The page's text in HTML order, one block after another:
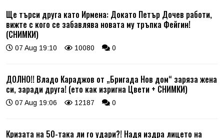
Ще търси друга като Ирмена: Докато Петър Дочев работи,
вижте с кого се забавлява новата му тръпка Фейгин!
(СНИМКИ)
07 Aug 19:10 10080 0
ДОЛНО!! Владо Караджов от „Бригада Нов дом“ заряза жена
си, заради друга! (ето как изригна Цвети + СНИМКИ)
07 Aug 19:06 12187 0
Кризата на 50-така ли го удари?! Надя издра лицето на